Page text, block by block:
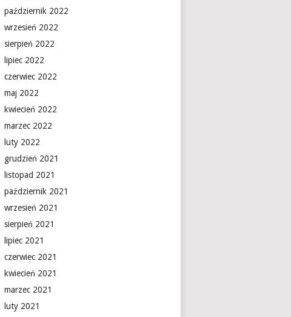
październik 2022
wrzesień 2022
sierpień 2022
lipiec 2022
czerwiec 2022
maj 2022
kwiecień 2022
marzec 2022
luty 2022
grudzień 2021
listopad 2021
październik 2021
wrzesień 2021
sierpień 2021
lipiec 2021
czerwiec 2021
kwiecień 2021
marzec 2021
luty 2021